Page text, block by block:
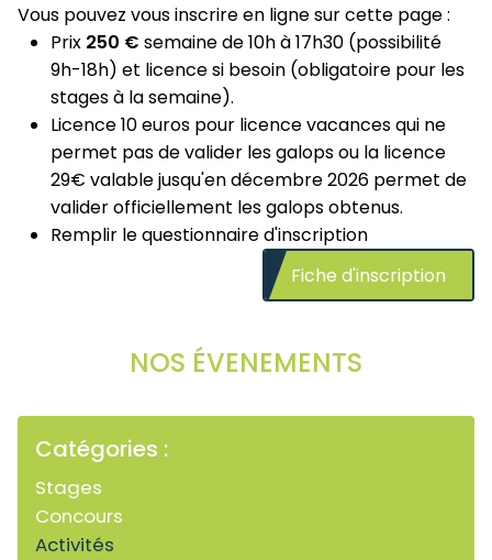
Vous pouvez vous inscrire en ligne sur cette page :
Prix 250 € semaine de 10h à 17h30 (possibilité
9h-18h) et licence si besoin (obligatoire pour les
stages à la semaine).
Licence 10 euros pour licence vacances qui ne
permet pas de valider les galops ou la licence
29€ valable jusqu'en décembre 2026 permet de
valider officiellement les galops obtenus.
Remplir le questionnaire d'inscription
Fiche d'inscription
NOS ÉVENEMENTS
Catégories :
Stages
Concours
Activités